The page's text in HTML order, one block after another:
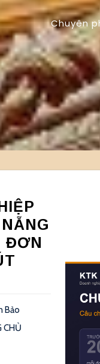
Chuyên
ĐƠN
Bảo
CHỦ